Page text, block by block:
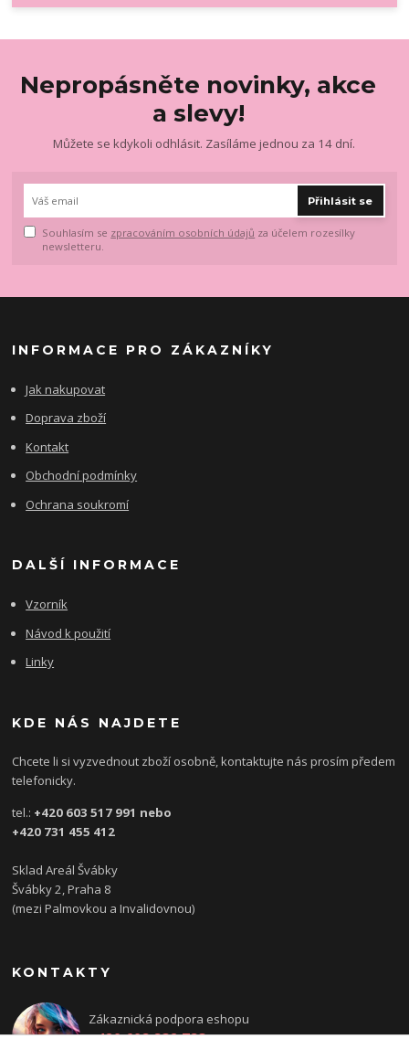
Nepropásněte novinky, akce
a slevy!
Můžete se kdykoli odhlásit. Zasíláme jednou za 14 dní.
Přihlásit se
Souhlasím se zpracováním osobních údajů za účelem rozesílky
newsletteru.
INFORMACE PRO ZÁKAZNÍKY
Jak nakupovat
Doprava zboží
Kontakt
Obchodní podmínky
Ochrana soukromí
DALŠÍ INFORMACE
Vzorník
Návod k použití
Linky
KDE NÁS NAJDETE
Chcete li si vyzvednout zboží osobně, kontaktujte nás prosím předem
telefonicky.
tel.: +420 603 517 991 nebo
+420 731 455 412
Sklad Areál Švábky
Švábky 2, Praha 8
(mezi Palmovkou a Invalidovnou)
KONTAKTY
Zákaznická podpora eshopu